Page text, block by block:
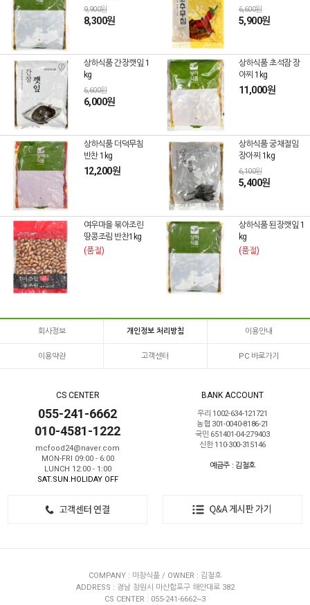
9,900원
8,300원
6,600원
5,900원
상하식품 간장깻잎 1
kg
6,600원
6,000원
상하식품 초석잠 장
아찌 1kg
11,000원
상하식품 더덕무침
반찬 1kg
12,200원
상하식품 궁채절임
장아찌 1kg
6,100원
5,400원
여우마을 볶아조린
땅콩조림 반찬1kg
(품절)
상하식품 된장깻잎 1
kg
(품절)
회사정보 개인정보 처리방침 이용안내
이용약관 고객센터 PC 바로가기
CS CENTER
055-241-6662
010-4581-1222
mcfood24@naver.com
MON-FRI 09:00 - 6:00
LUNCH 12:00 - 1:00
SAT.SUN.HOLIDAY OFF
BANK ACCOUNT
우리 1002-634-121721
농협 301-0040-8186-21
국민 651401-04-279403
신한 110-300-315146
예금주 : 김철호
COMPANY : 마창식품 / OWNER : 김철호
ADDRESS : 경남 창원시 마산합포구 해안대로 382
CS CENTER : 055-241-6662~3